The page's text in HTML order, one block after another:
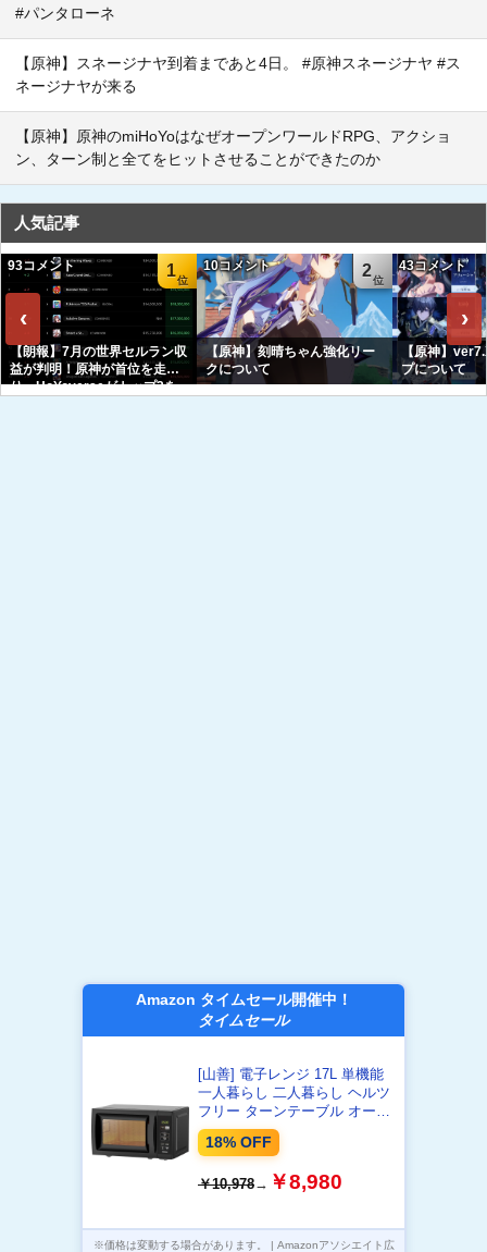
#パンタローネ
【原神】スネージナヤ到着まであと4日。 #原神スネージナヤ #ス
ネージナヤが来る
【原神】原神のmiHoYoはなぜオープンワールドRPG、アクショ
ン、ターン制と全てをヒットさせることができたのか
人気記事
‹
1
93コメント
【朗報】7月の世界セルラン収
益が判明！原神が首位を走
り、HoYoverseがトップ3を
2
10コメント
【原神】刻晴ちゃん強化リー
クについて
43コメント
【原神】
プについて
›
Amazon タイムセール開催中！
タイムセール
[山善] 電子レンジ 17L 単機能
一人暮らし 二人暮らし ヘルツ
フリー ターンテーブル オート
メニュー搭載 全国対応 タイマ
ー機能付き ブラック YRM-
HF171(B)
18% OFF
￥10,978→ ￥8,980
※価格は変動する場合があります。 | Amazonアソシエイト広